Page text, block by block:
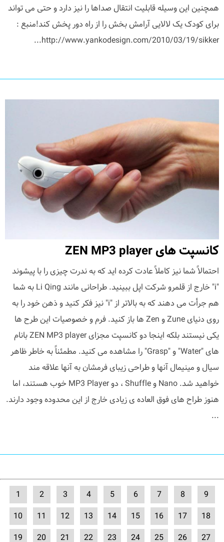
همچنین این وسیله قابلیت انتقال صداها را نیز دارد و حتی می تواند
برای کودک یک لالایی آرامش بخش را از راه دور پخش کند!منبع :
http://www.yankodesign.com/2010/03/19/sikker...
کانسپت های ZEN MP3 player
احتمالاً شما نیز کاملاً عادت کرده اید که به ندرت چیزی را با پیشوند
"i" خارج از قلمرو شرکت اپل ببینید. طراحانی مانند Li Qing به شما
هم جرأت می دهند که به بالاتر از "i" نیز فکر کنید و ذهن خود را به
روی دنیای Zune و Zen ها باز کنید. فرم و خصوصیات این طرح ها
یکی نیستند بلکه اینجا دو کانسپت مجزای ZEN MP3 player بانام
های "Water" و "Grasp" را مشاهده می کنید. مطمئناً به خاطر ظاهر
سیال و مینیمال آنها و طراحی زیبای فرمشان به آنها علاقه مند
خواهید شد. Nano و Shuffle ، دو MP3 Player خوب هستند، اما
هنوز طراح های فوق العاده ی زیادی خارج از این محدوده وجود دارند.
...
1 2 3 4 5 6 7 8
9
10
11 12 13 14 15 16 17
18
19
20 21 22 23 24 25 26
27